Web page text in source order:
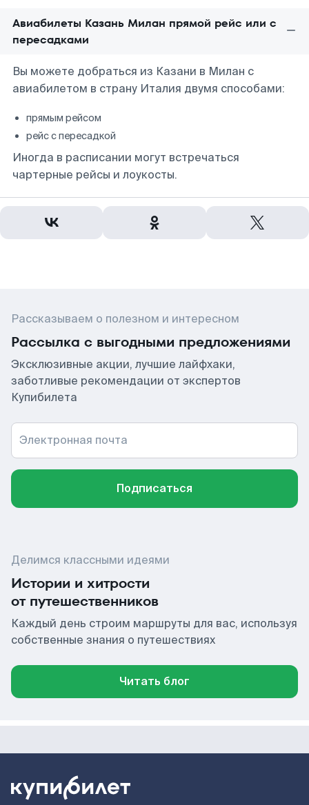
Авиабилеты Казань Милан прямой рейс или с
пересадками
Вы можете добраться из Казани в Милан с
авиабилетом в страну Италия двумя способами:
прямым рейсом
рейс с пересадкой
Иногда в расписании могут встречаться
чартерные рейсы и лоукосты.
Рассказываем о полезном и интересном
Рассылка с выгодными предложениями
Эксклюзивные акции, лучшие лайфхаки,
заботливые рекомендации от экспертов
Купибилета
Электронная почта
Подписаться
Делимся классными идеями
Истории и хитрости
от путешественников
Каждый день строим маршруты для вас, используя
собственные знания о путешествиях
Читать блог